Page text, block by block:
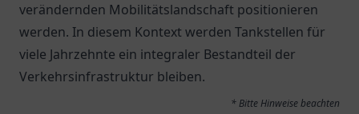
verändernden Mobilitätslandschaft positionieren
werden. In diesem Kontext werden Tankstellen für
viele Jahrzehnte ein integraler Bestandteil der
Verkehrsinfrastruktur bleiben.
* Bitte Hinweise beachten